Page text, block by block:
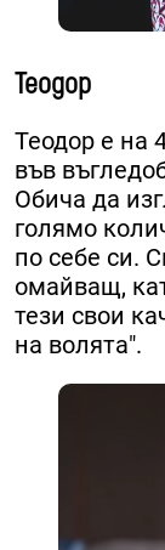
Теодор
Теодор е на
във
Обича да
голямо
по себе си.
омайващ,
тези свои
на волята".